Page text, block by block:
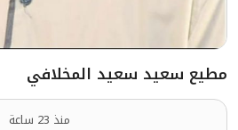
مطيع سعيد سعيد المخلافي
منذ 23 ساعة